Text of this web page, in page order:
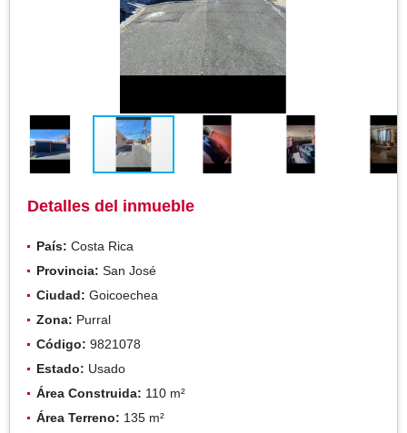
Detalles del inmueble
País: Costa Rica
Provincia: San José
Ciudad: Goicoechea
Zona: Purral
Código: 9821078
Estado: Usado
Área Construida: 110 m²
Área Terreno: 135 m²